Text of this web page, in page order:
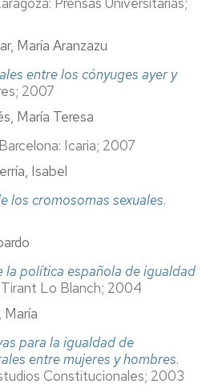
María Aranzazu
entre los cónyuges ayer y
2007
María Teresa
Icaria; 2007
Isabel
los cromosomas sexuales.
la política española de igualdad
Tirant Lo Blanch; 2004
María
para la igualdad de
entre mujeres y hombres.
Constitucionales; 2003